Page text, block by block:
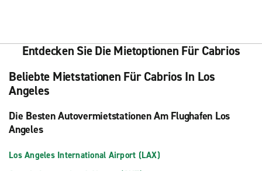
Entdecken Sie Die Mietoptionen Für Cabrios
Beliebte Mietstationen Für Cabrios In Los
Angeles
Die Besten Autovermietstationen Am Flughafen Los
Angeles
Los Angeles International Airport (LAX)